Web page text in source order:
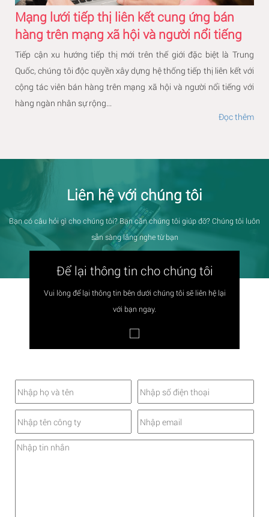
Mạng lưới tiếp thị liên kết cung ứng bán
hàng trên mạng xã hội và người nổi tiếng
Tiếp cận xu hướng tiếp thị mới trên thế giới đặc biệt là Trung
Quốc, chúng tôi độc quyền xây dựng hệ thống tiếp thị liên kết với
cộng tác viên bán hàng trên mạng xã hội và người nổi tiếng với
hàng ngàn nhân sự rộng...
Đọc thêm
Liên hệ với chúng tôi
Bạn có câu hỏi gì cho chúng tôi? Bạn cần chúng tôi giúp đỡ? Chúng tôi luôn
sẵn sàng lắng nghe từ bạn
Để lại thông tin cho chúng tôi
Vui lòng để lại thông tin bên dưới chúng tôi sẽ liên hệ lại
với bạn ngay.